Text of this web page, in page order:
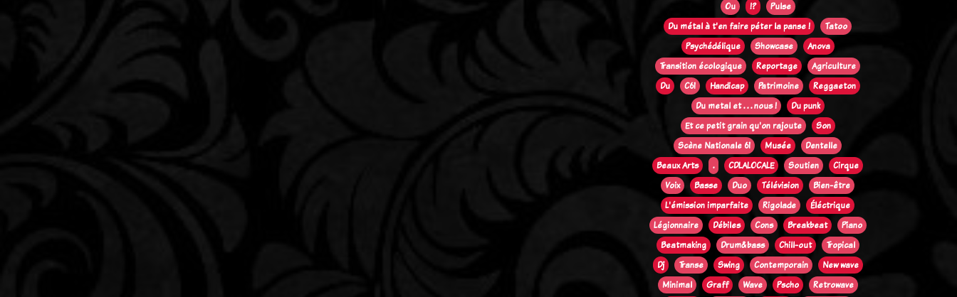
Ou
!?
Pulse
Du métal à t'en faire péter la panse !
Tatoo
Psychédélique
Showcase
Anova
Transition écologique
Reportage
Agriculture
Du
C61 Handicap Patrimoine
Reggaeton
Du metal et . . . nous !
Du punk
Et ce petit grain qu'on rajoute
Son
Scène Nationale 61
Musée
Dentelle
Beaux Arts
. CDLALOCALE Soutien
Cirque
Voix
Basse Duo Télévision
Bien-être
L'émission imparfaite
Rigolade
Éléctrique
Légionnaire
Débiles Cons Breakbeat
Piano
Beatmaking
Drum&bass Chill-out
Tropical
Dj
Transe Swing Contemporain
New wave
Minimal
Graff Wave Pscho
Retrowave